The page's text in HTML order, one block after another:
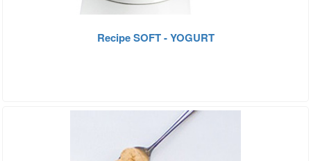
Recipe SOFT - YOGURT